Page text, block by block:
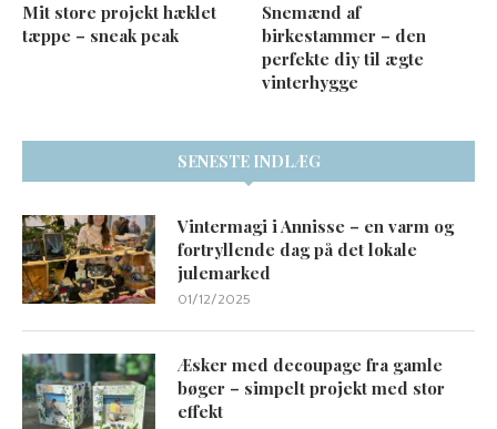
Mit store projekt hæklet
tæppe – sneak peak
Snemænd af
birkestammer – den
perfekte diy til ægte
vinterhygge
SENESTE INDLÆG
Vintermagi i Annisse – en varm og
fortryllende dag på det lokale
julemarked
01/12/2025
Æsker med decoupage fra gamle
bøger – simpelt projekt med stor
effekt